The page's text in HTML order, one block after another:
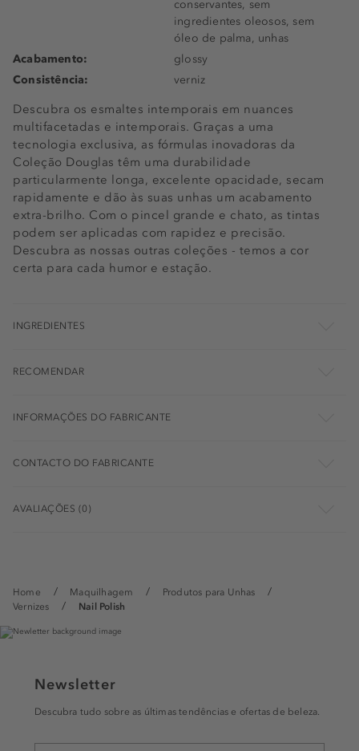
Home Maquilhagem
Produtos para Unhas
Vernizes
Nail Polish
White Sneakers
2 - Ivory
Descubra os esmaltes intemporais em nuances
multifacetadas e intemporais. Graças a uma
tecnologia exclusiva, as fórmulas inovadoras da
Coleção Douglas têm uma durabilidade
particularmente longa, excelente opacidade, secam
rapidamente e dão às suas unhas um acabamento
extra-brilho. Com o pincel grande e chato, as tintas
podem ser aplicadas com rapidez e precisão.
Descubra as nossas outras coleções - temos a cor
certa para cada humor e estação.
conservantes, sem
ingredientes oleosos, sem
óleo de palma, unhas
Acabamento:
glossy
Consistência:
verniz
INGREDIENTES
RECOMENDAR
INFORMAÇÕES DO FABRICANTE
CONTACTO DO FABRICANTE
AVALIAÇÕES (0)
Newsletter
Descubra tudo sobre as últimas tendências e ofertas de beleza.